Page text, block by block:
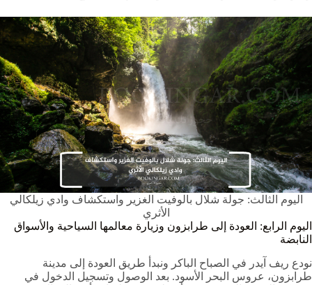
اليوم الثالث: جولة شلال بالوفيت الغزير واستكشاف وادي زيلكالي
الأثري
اليوم الرابع: العودة إلى طرابزون وزيارة معالمها السياحية والأسواق
النابضة
نودع ريف آيدر في الصباح الباكر ونبدأ طريق العودة إلى مدينة
طرابزون، عروس البحر الأسود. بعد الوصول وتسجيل الدخول في